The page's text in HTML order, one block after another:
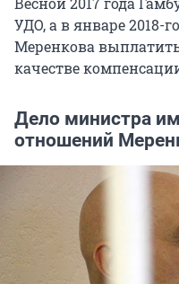
УДО, а в январе 2018-
Меренкова
качестве
Дело министра
отношений